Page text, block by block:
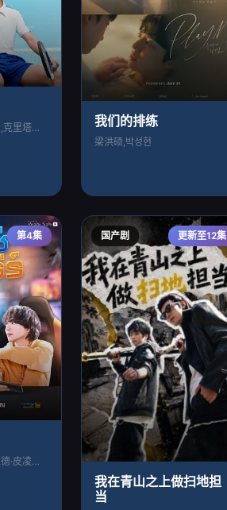
普罗萨卡·那·萨克那空,克里塔农·安查纳 我们的排练
梁洪硕,박성현
第4集
拉差塔·皮澈肖特,苏拉德·皮凌瓦,乔提帕
国产剧 更新至12集
我在青山之上做扫地担
当